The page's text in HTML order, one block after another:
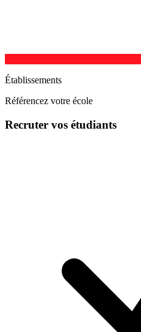
Établissements
Référencez votre école
Recruter vos étudiants